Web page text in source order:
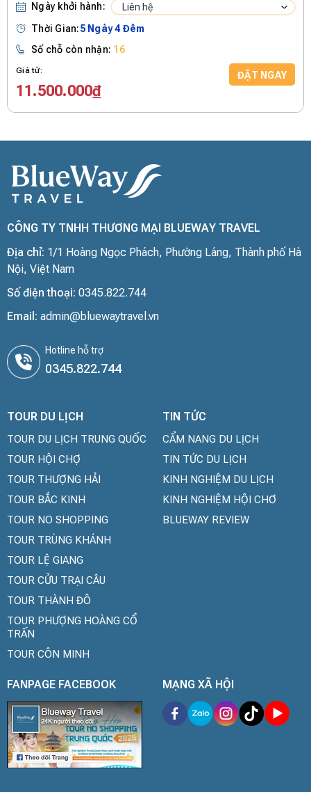
Ngày khởi hành:
Liên hệ
Thời Gian:4 Ngày 4 Đêm
Số chỗ còn nhận:
Giá từ:
7.290.000₫
ĐẶT NGAY
CÔNG TY TNHH THƯƠNG MẠI BLUEWAY TRAVEL
Địa chỉ: 1/1 Hoàng Ngọc Phách, Phường Láng, Thành phố Hà
Nội, Việt Nam
Số điện thoại: 0345.822.744
Email: admin@bluewaytravel.vn
Hotline hỗ trợ
0345.822.744
TOUR DU LỊCH
TOUR DU LỊCH TRUNG QUỐC
TOUR HỘI CHỢ
TOUR THƯỢNG HẢI
TOUR BẮC KINH
TOUR NO SHOPPING
TOUR TRÙNG KHÁNH
TOUR LỆ GIANG
TOUR CỬU TRẠI CÂU
TOUR THÀNH ĐÔ
TOUR PHƯỢNG HOÀNG CỔ
TRẤN
TOUR CÔN MINH
TIN TỨC
CẨM NANG DU LỊCH
TIN TỨC DU LỊCH
KINH NGHIỆM DU LỊCH
KINH NGHIỆM HỘI CHƠ
BLUEWAY REVIEW
FANPAGE FACEBOOK MẠNG XÃ HỘI